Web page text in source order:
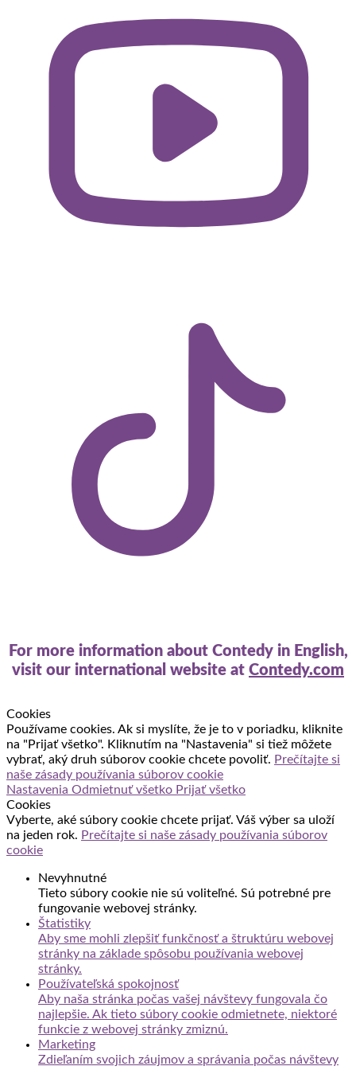
For more information about Contedy in English,
visit our international website at Contedy.com
Cookies
Používame cookies. Ak si myslíte, že je to v poriadku, kliknite
na "Prijať všetko". Kliknutím na "Nastavenia" si tiež môžete
vybrať, aký druh súborov cookie chcete povoliť. Prečítajte si
naše zásady používania súborov cookie
Nastavenia Odmietnuť všetko Prijať všetko
Cookies
Vyberte, aké súbory cookie chcete prijať. Váš výber sa uloží
na jeden rok. Prečítajte si naše zásady používania súborov
cookie
Nevyhnutné
Tieto súbory cookie nie sú voliteľné. Sú potrebné pre
fungovanie webovej stránky.
Štatistiky
Aby sme mohli zlepšiť funkčnosť a štruktúru webovej
stránky na základe spôsobu používania webovej
stránky.
Používateľská spokojnosť
Aby naša stránka počas vašej návštevy fungovala čo
najlepšie. Ak tieto súbory cookie odmietnete, niektoré
funkcie z webovej stránky zmiznú.
Marketing
Zdieľaním svojich záujmov a správania počas návštevy